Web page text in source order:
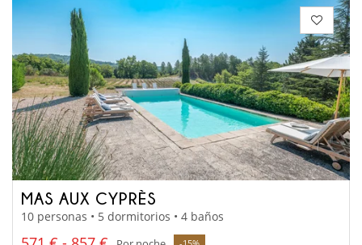
MAS AUX CYPRÈS
10 personas • 5 dormitorios • 4 baños